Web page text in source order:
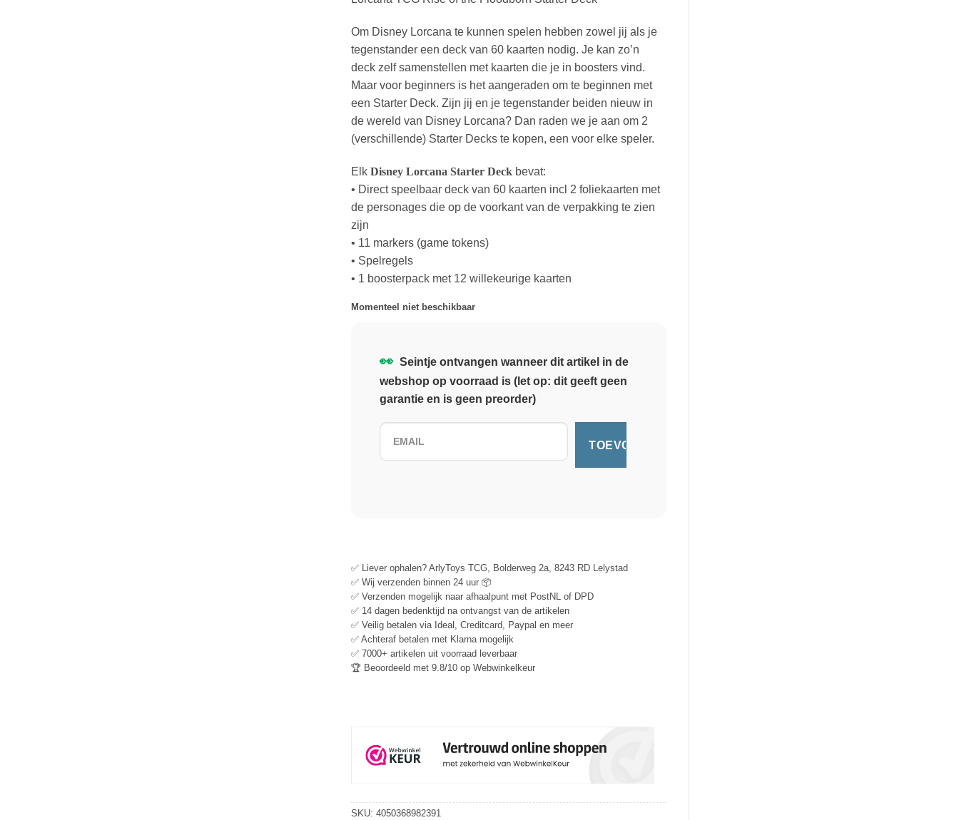
Om Disney Lorcana te kunnen spelen hebben zowel jij als je
tegenstander een deck van 60 kaarten nodig. Je kan zo’n
deck zelf samenstellen met kaarten die je in boosters vind.
Maar voor beginners is het aangeraden om te beginnen met
een Starter Deck. Zijn jij en je tegenstander beiden nieuw in
de wereld van Disney Lorcana? Dan raden we je aan om 2
(verschillende) Starter Decks te kopen, een voor elke speler.
Elk Disney Lorcana Starter Deck bevat:
• Direct speelbaar deck van 60 kaarten incl 2 foliekaarten met
de personages die op de voorkant van de verpakking te zien
zijn
• 11 markers (game tokens)
• Spelregels
• 1 boosterpack met 12 willekeurige kaarten
Momenteel niet beschikbaar
👀 Seintje ontvangen wanneer dit artikel in de
webshop op voorraad is (let op: dit geeft geen
garantie en is geen preorder)
✅ Liever ophalen? ArlyToys TCG, Bolderweg 2a, 8243 RD Lelystad
✅ Wij verzenden binnen 24 uur 📦
✅ Verzenden mogelijk naar afhaalpunt met PostNL of DPD
✅ 14 dagen bedenktijd na ontvangst van de artikelen
✅ Veilig betalen via Ideal, Creditcard, Paypal en meer
✅ Achteraf betalen met Klarna mogelijk
✅ 7000+ artikelen uit voorraad leverbaar
🏆 Beoordeeld met 9.8/10 op Webwinkelkeur
SKU: 4050368982391